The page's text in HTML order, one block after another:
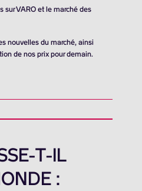
sur VARO et le marché des
nouvelles du marché, ainsi
de nos prix pour demain.
T-IL
: